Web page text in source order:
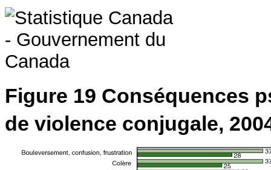
Figure 19 Conséquences
de violence conjugale,